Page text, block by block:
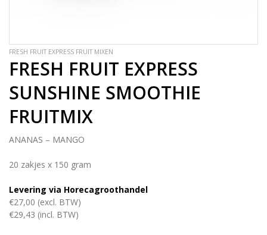
FRESH FRUIT EXPRESS FRUIT MIXEN
FRESH FRUIT EXPRESS
SUNSHINE SMOOTHIE
FRUITMIX
ANANAS – MANGO
20 zakjes x 150 gram
Levering via Horecagroothandel
€27,00 (excl. BTW)
€29,43 (incl. BTW)